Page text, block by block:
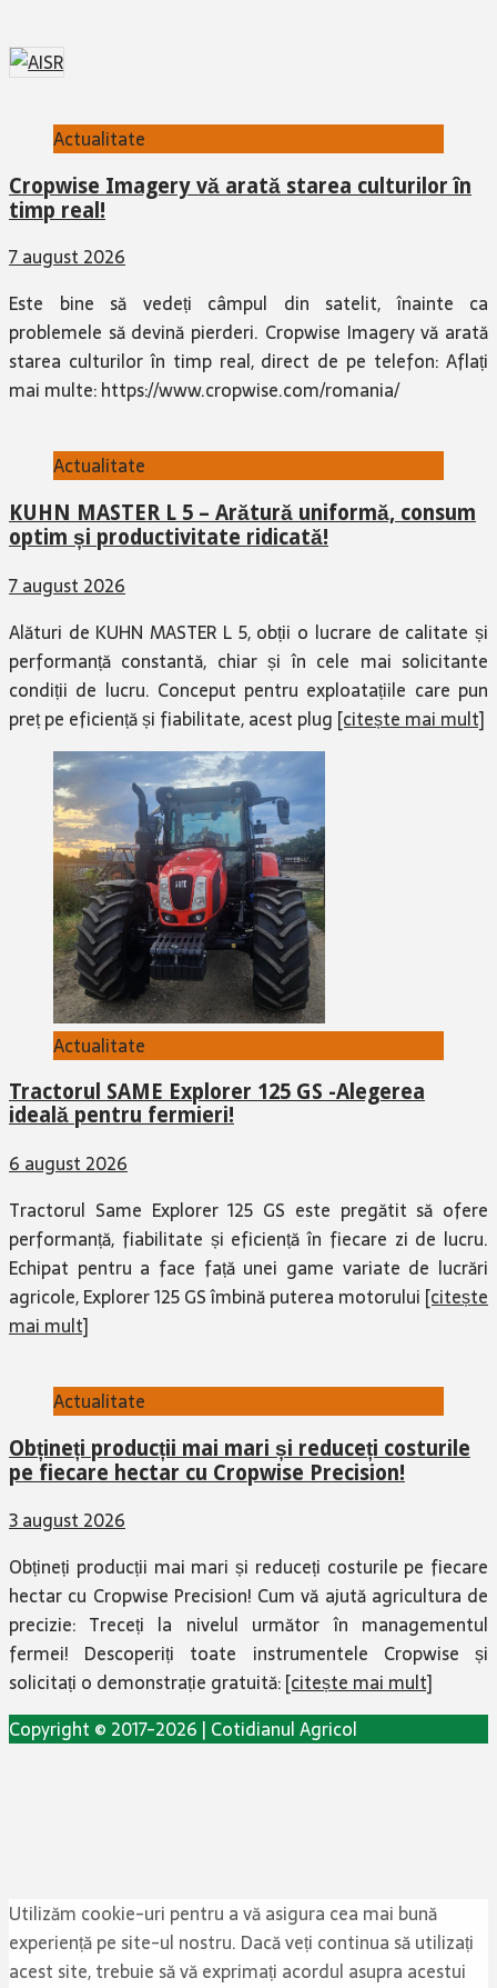
Actualitate
Cropwise Imagery vă arată starea culturilor în
timp real!
7 august 2026
Este bine să vedeți câmpul din satelit, înainte ca
problemele să devină pierderi. Cropwise Imagery vă arată
starea culturilor în timp real, direct de pe telefon: Aflați
mai multe: https://www.cropwise.com/romania/
Actualitate
KUHN MASTER L 5 – Arătură uniformă, consum
optim și productivitate ridicată!
7 august 2026
Alături de KUHN MASTER L 5, obții o lucrare de calitate și
performanță constantă, chiar și în cele mai solicitante
condiții de lucru. Conceput pentru exploatațiile care pun
preț pe eficiență și fiabilitate, acest plug [citește mai mult]
Actualitate
Tractorul SAME Explorer 125 GS -Alegerea
ideală pentru fermieri!
6 august 2026
Tractorul Same Explorer 125 GS este pregătit să ofere
performanță, fiabilitate și eficiență în fiecare zi de lucru.
Echipat pentru a face față unei game variate de lucrări
agricole, Explorer 125 GS îmbină puterea motorului [citește
mai mult]
Actualitate
Obțineți producții mai mari și reduceți costurile
pe fiecare hectar cu Cropwise Precision!
3 august 2026
Obțineți producții mai mari și reduceți costurile pe fiecare
hectar cu Cropwise Precision! Cum vă ajută agricultura de
precizie: Treceți la nivelul următor în managementul
fermei! Descoperiți toate instrumentele Cropwise și
solicitați o demonstrație gratuită:[citește mai mult]
Copyright © 2017-2026 | Cotidianul Agricol
Utilizăm cookie-uri pentru a vă asigura cea mai bună
experiență pe site-ul nostru. Dacă veți continua să utilizați
acest site, trebuie să vă exprimați acordul asupra acestui